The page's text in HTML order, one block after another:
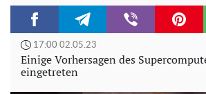
17:00 02.05.23
Einige Vorhersagen des
eingetreten